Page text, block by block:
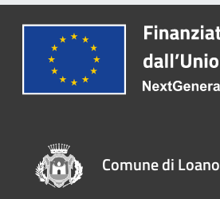
Comune di Loano